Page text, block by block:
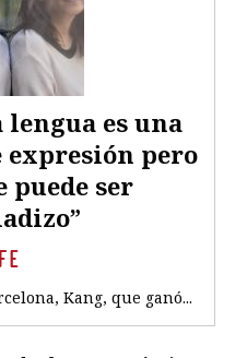
lengua es una
pero
puede ser
Kang, que ganó...